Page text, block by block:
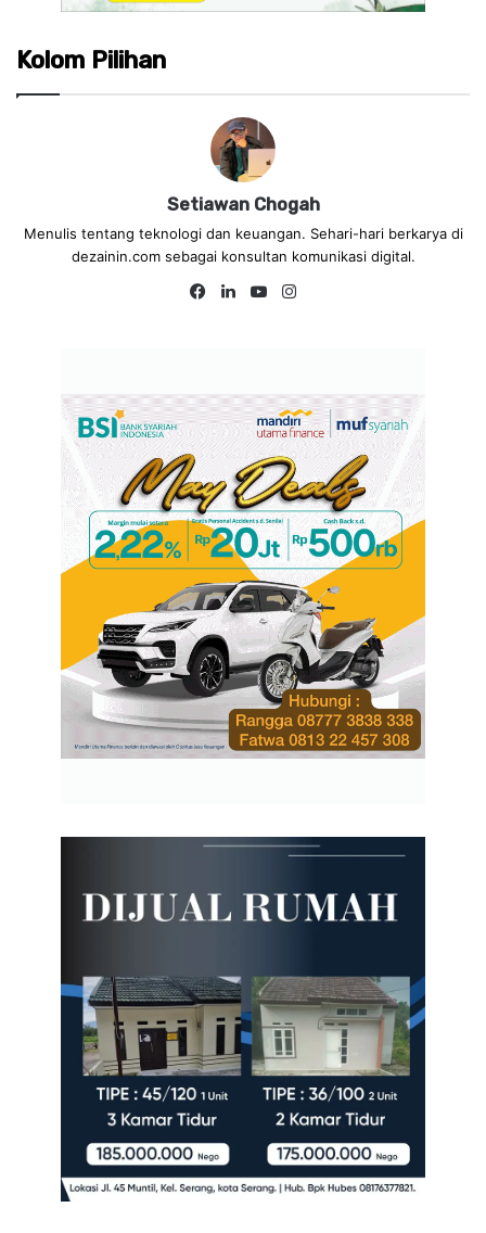
Kolom Pilihan
Setiawan Chogah
Menulis tentang teknologi dan keuangan. Sehari-hari berkarya di
dezainin.com sebagai konsultan komunikasi digital.
Fa
Lin
Yo